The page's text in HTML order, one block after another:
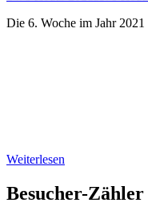
Die 6. Woche im Jahr 2021
Weiterlesen
Besucher-Zähler